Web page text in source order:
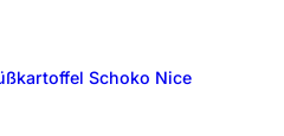
Schoko Nice